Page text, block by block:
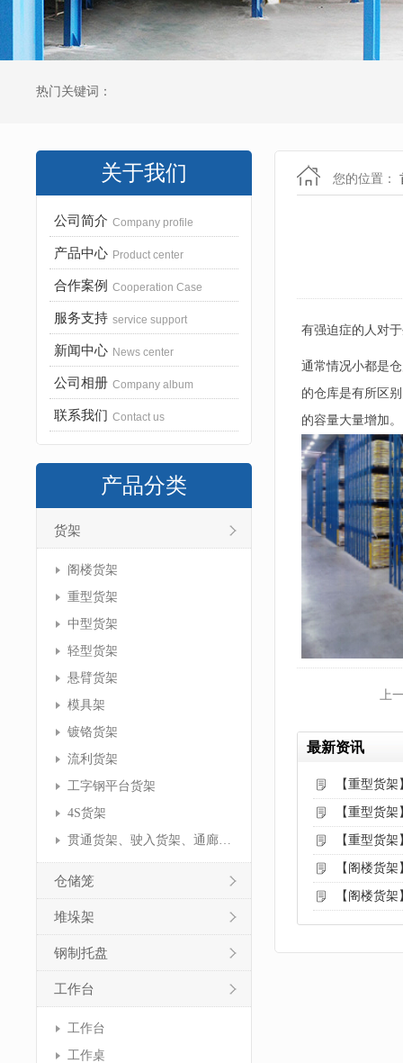
热门关键词：
关于我们
公司简介 Company profile
产品中心 Product center
合作案例 Cooperation Case
服务支持 service support
新闻中心 News center
公司相册 Company album
联系我们 Contact us
产品分类
货架
阁楼货架
重型货架
中型货架
轻型货架
悬臂货架
模具架
镀铬货架
流利货架
工字钢平台货架
4S货架
贯通货架、驶入货架、通廊货架
仓储笼
堆垛架
钢制托盘
工作台
工作台
工作桌
您的位置：
有强迫症的人对
通常情况小都是
的仓库是有所区
的容量大量增加。
上
最新资讯
【重型货
【重型货
【重型货
【阁楼货
【阁楼货